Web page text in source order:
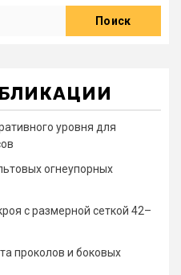
Поиск
уровня для
огнеупорных
с размерной сеткой 42–
проколов и боковых